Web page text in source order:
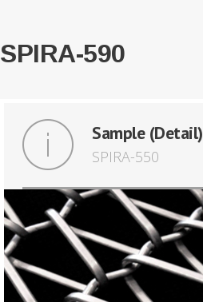
SPIRA-590
Sample (Detail)
SPIRA-550